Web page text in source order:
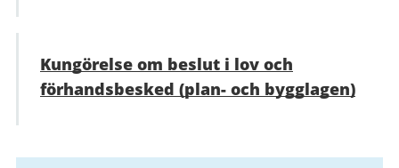
Kungörelse om beslut i lov och
förhandsbesked (plan- och bygglagen)